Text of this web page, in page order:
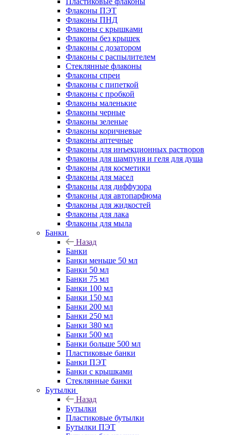
Флаконы ПЭТ
Флаконы ПНД
Флаконы с крышками
Флаконы без крышек
Флаконы с дозатором
Флаконы с распылителем
Стеклянные флаконы
Флаконы cпреи
Флаконы с пипеткой
Флаконы с пробкой
Флаконы маленькие
Флаконы черные
Флаконы зеленые
Флаконы коричневые
Флаконы аптечные
Флаконы для инъекционных растворов
Флаконы для шампуня и геля для душа
Флаконы для косметики
Флаконы для масел
Флаконы для диффузора
Флаконы для автопарфюма
Флаконы для жидкостей
Флаконы для лака
Флаконы для мыла
Банки
Назад
Банки
Банки меньше 50 мл
Банки 50 мл
Банки 75 мл
Банки 100 мл
Банки 150 мл
Банки 200 мл
Банки 250 мл
Банки 380 мл
Банки 500 мл
Банки больше 500 мл
Пластиковые банки
Банки ПЭТ
Банки с крышками
Стеклянные банки
Бутылки
Назад
Бутылки
Пластиковые бутылки
Бутылки ПЭТ